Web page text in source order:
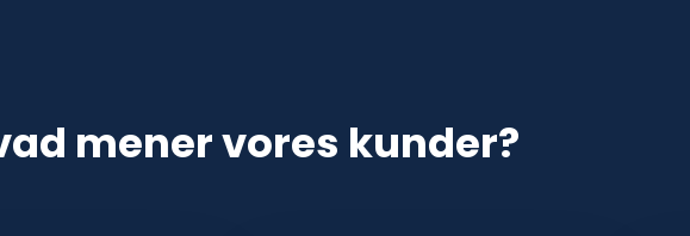
mener vores kunder?